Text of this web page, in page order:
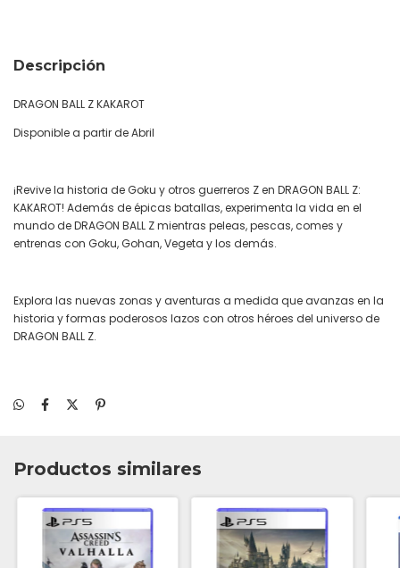
Descripción
DRAGON BALL Z KAKAROT
Disponible a partir de Abril
¡Revive la historia de Goku y otros guerreros Z en DRAGON BALL Z:
KAKAROT! Además de épicas batallas, experimenta la vida en el
mundo de DRAGON BALL Z mientras peleas, pescas, comes y
entrenas con Goku, Gohan, Vegeta y los demás.
Explora las nuevas zonas y aventuras a medida que avanzas en la
historia y formas poderosos lazos con otros héroes del universo de
DRAGON BALL Z.
Productos similares